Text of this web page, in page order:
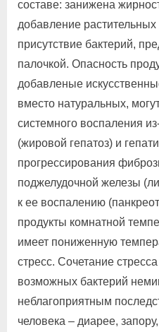
составе: занижена
добавление
присутствие бактерий,
палочкой. Опасность
добавленые
вместо натуральных,
системного воспаления
(жировой гепатоз) и
прогрессирования
поджелудочной железы
к ее воспалению
продукты комнатной
имеет пониженную
стресс. Сочетание
возможных бактерий
неблагоприятным
человека – диарее,